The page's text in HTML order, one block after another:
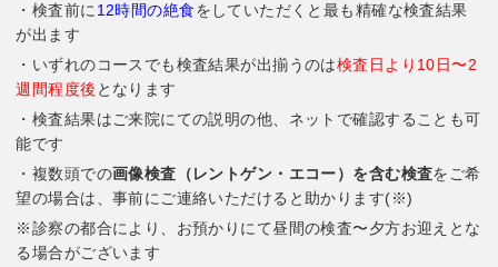
・検査前に12時間の絶食をしていただくと最も精確な検査結果
が出ます
・いずれのコースでも検査結果が出揃うのは検査日より10日〜2
週間程度後 となります
・検査結果はご来院にての説明の他、ネットで確認することも可
能です
・複数頭での画像検査（レントゲン・エコー）を含む検査をご希
望の場合は、事前にご連絡いただけると助かります(※)
※診察の都合により、お預かりにて昼間の検査〜夕方お迎えとな
る場合がございます